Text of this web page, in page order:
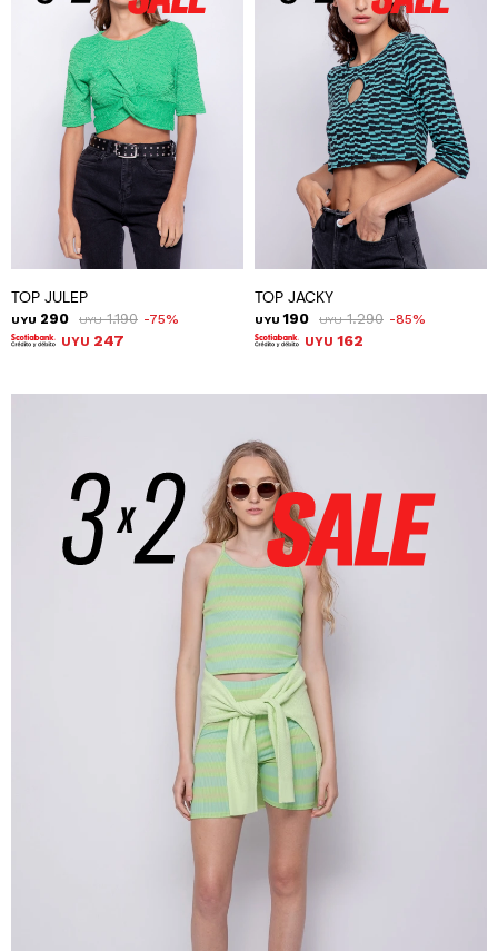
TOP JULEP
UYU 290 UYU 1.190 75
UYU 247
TOP JACKY
UYU 190 UYU 1.290 85
UYU 162